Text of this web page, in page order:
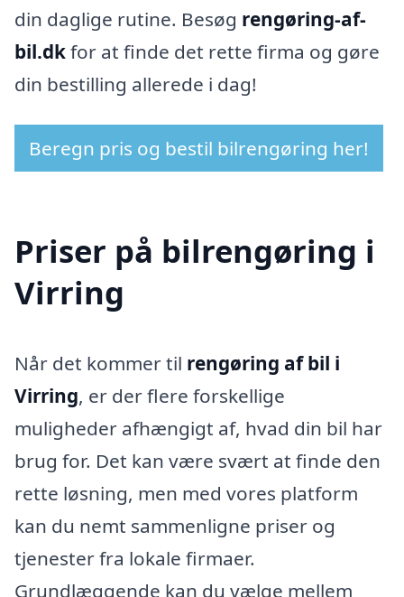
din daglige rutine. Besøg rengøring-af-
bil.dkfor at finde det rette firma og gøre
din bestilling allerede i dag!
Beregn pris og bestil bilrengøring her!
Priser på bilrengøring i
Virring
Når det kommer til rengøring af bil i
Virring, er der flere forskellige
muligheder afhængigt af, hvad din bil har
brug for. Det kan være svært at finde den
rette løsning, men med vores platform
kan du nemt sammenligne priser og
tjenester fra lokale firmaer.
Grundlæggende kan du vælge mellem